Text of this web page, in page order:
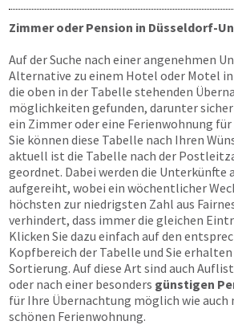
Zimmer oder Pension in Düsseldorf-
Auf der Suche nach einer angenehmen
Alternative zu einem Hotel oder Motel
die oben in der Tabelle stehenden
möglichkeiten gefunden, darunter sicher
ein Zimmer oder eine Ferienwohnung für
Sie können diese Tabelle nach Ihren
aktuell ist die Tabelle nach der
geordnet. Dabei werden die Unterkünfte
aufgereiht, wobei ein wöchentlicher
höchsten zur niedrigsten Zahl aus
verhindert, dass immer die gleichen
Klicken Sie dazu einfach auf den
Kopfbereich der Tabelle und Sie
Sortierung. Auf diese Art sind auch
oder nach einer besonders günstigen
für Ihre Übernachtung möglich wie auch
schönen Ferienwohnung.